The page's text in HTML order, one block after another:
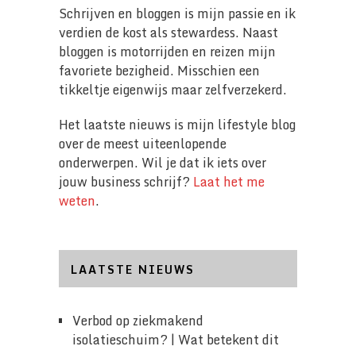
Schrijven en bloggen is mijn passie en ik
verdien de kost als stewardess. Naast
bloggen is motorrijden en reizen mijn
favoriete bezigheid. Misschien een
tikkeltje eigenwijs maar zelfverzekerd.
Het laatste nieuws is mijn lifestyle blog
over de meest uiteenlopende
onderwerpen. Wil je dat ik iets over
jouw business schrijf? Laat het me
weten.
LAATSTE NIEUWS
Verbod op ziekmakend
isolatieschuim? | Wat betekent dit